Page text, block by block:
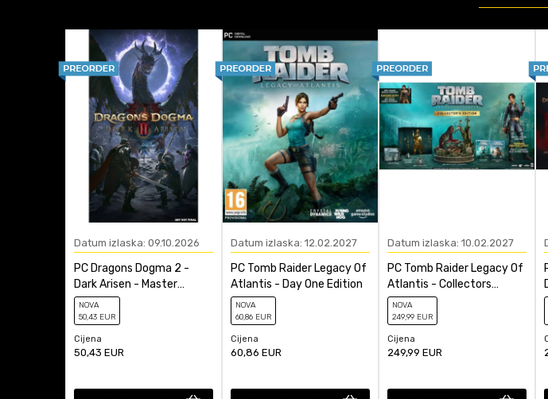
Žanr
Datum izlaska: 09.10.2026
PC Dragons Dogma 2 -
Dark Arisen - Master
Edition - Code In A Box
NOVA
50,43 EUR
Cijena
50,43 EUR
Datum izlaska: 12.02.2027
PC Tomb Raider Legacy Of
Atlantis - Day One Edition
NOVA
60,86 EUR
Cijena
60,86 EUR
Datum izlaska: 10.02.2027
PC Tomb Raider Legacy Of
Atlantis - Collectors
Edition
NOVA
249,99 EUR
Cijena
249,99 EUR